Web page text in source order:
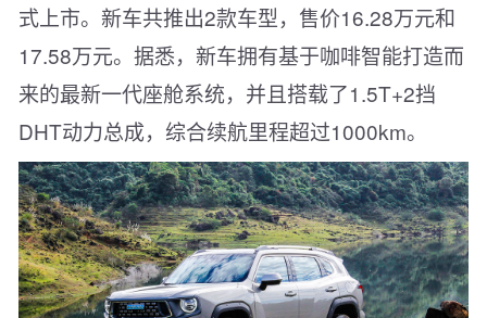
式上市。新车共推出2款车型，售价16.28万元和
17.58万元。据悉，新车拥有基于咖啡智能打造而
来的最新一代座舱系统，并且搭载了1.5T+2挡
DHT动力总成，综合续航里程超过1000km。